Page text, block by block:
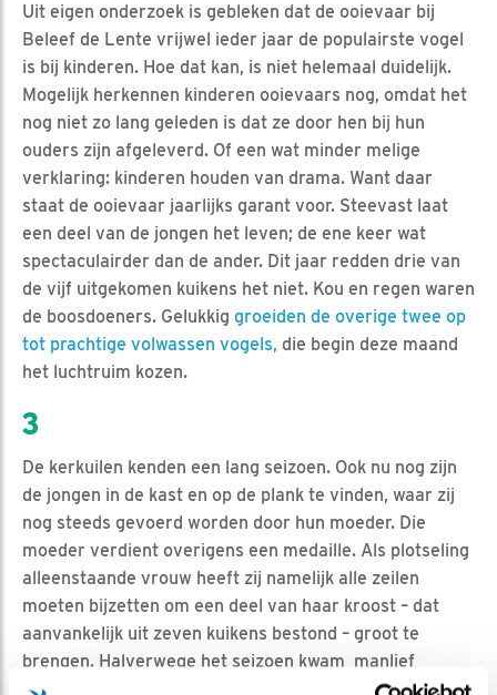
Uit eigen onderzoek is gebleken dat de ooievaar bij
Beleef de Lente vrijwel ieder jaar de populairste vogel
is bij kinderen. Hoe dat kan, is niet helemaal duidelijk.
Mogelijk herkennen kinderen ooievaars nog, omdat het
nog niet zo lang geleden is dat ze door hen bij hun
ouders zijn afgeleverd. Of een wat minder melige
verklaring: kinderen houden van drama. Want daar
staat de ooievaar jaarlijks garant voor. Steevast laat
een deel van de jongen het leven; de ene keer wat
spectaculairder dan de ander. Dit jaar redden drie van
de vijf uitgekomen kuikens het niet. Kou en regen waren
de boosdoeners. Gelukkig groeiden de overige twee op
tot prachtige volwassen vogels, die begin deze maand
het luchtruim kozen.
3
De kerkuilen kenden een lang seizoen. Ook nu nog zijn
de jongen in de kast en op de plank te vinden, waar zij
nog steeds gevoerd worden door hun moeder. Die
moeder verdient overigens een medaille. Als plotseling
alleenstaande vrouw heeft zij namelijk alle zeilen
moeten bijzetten om een deel van haar kroost – dat
aanvankelijk uit zeven kuikens bestond – groot te
brengen. Halverwege het seizoen kwam manlief
namelijk door onbekende reden niet meer terug, zodat